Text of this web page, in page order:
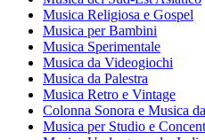
Musica Religiosa e Gospel
Musica per Bambini
Musica Sperimentale
Musica da Videogiochi
Musica da Palestra
Musica Retro e Vintage
Colonna Sonora e Musica
Musica per Studio e